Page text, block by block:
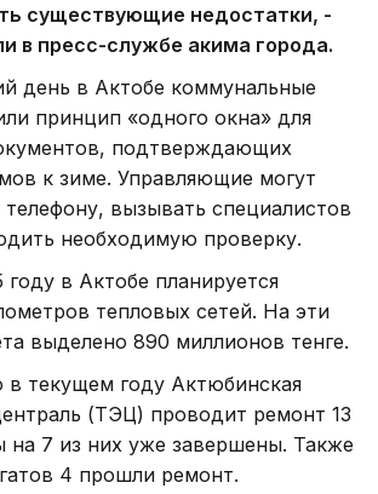
существующие недостатки, -
в пресс-службе акима города.
день в Актобе коммунальные
принцип «одного окна» для
подтверждающих
к зиме. Управляющие могут
вызывать специалистов
необходимую проверку.
в Актобе планируется
тепловых сетей. На эти
выделено 890 миллионов тенге.
текущем году Актюбинская
(ТЭЦ) проводит ремонт 13
на 7 из них уже завершены. Также
4 прошли ремонт.